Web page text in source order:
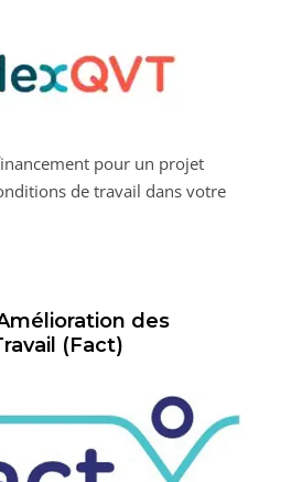
pour un projet
de travail dans votre
des
(Fact)